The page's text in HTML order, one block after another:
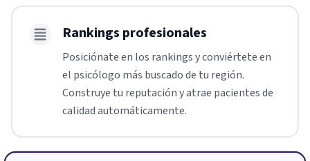
Rankings profesionales
Posiciónate en los rankings y conviértete en
el psicólogo más buscado de tu región.
Construye tu reputación y atrae pacientes de
calidad automáticamente.